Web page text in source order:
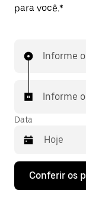
para você.*
Informe
Informe
Data
Pressione
seta
Conferir os